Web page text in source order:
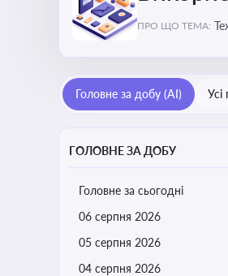
ПРО ЩО ТЕМА:
Головне за добу (AI) Усі
ГОЛОВНЕ ЗА ДОБУ
Головне за сьогодні
06 серпня 2026
05 серпня 2026
04 серпня 2026